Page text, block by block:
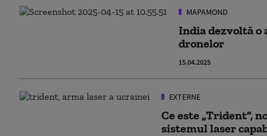
MAPAMOND
India dezvoltă o
dronelor
15.04.2025
EXTERNE
Ce este „Trident”,
sistemul laser